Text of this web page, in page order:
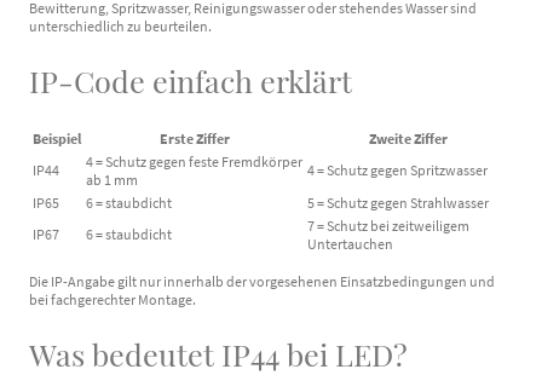
Bewitterung, Spritzwasser, Reinigungswasser oder stehendes Wasser sind
unterschiedlich zu beurteilen.
IP-Code einfach erklärt
Beispiel Erste Ziffer
Zweite Ziffer
IP44
4 = Schutz gegen feste Fremdkörper
ab 1 mm
4 = Schutz gegen Spritzwasser
IP65
6 = staubdicht
5 = Schutz gegen Strahlwasser
IP67
6 = staubdicht
7 = Schutz bei zeitweiligem
Untertauchen
Die IP-Angabe gilt nur innerhalb der vorgesehenen Einsatzbedingungen und
bei fachgerechter Montage.
Was bedeutet IP44 bei LED?